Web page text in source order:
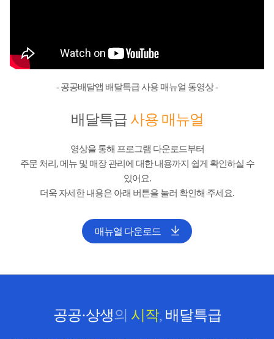
- 공공배달앱 배달특급 사용 매뉴얼 동영상 -
배달특급사용 매뉴얼
영상을 통해 프로그램 다운로드부터
주문 처리, 메뉴 및 매장 관리에 대한 내용까지 쉽게 확인하실 수
있어요.
더욱 자세한 내용은 아래 버튼을 눌러 확인해 주세요.
매뉴얼 다운로드
공공·상생의 시작,배달특급